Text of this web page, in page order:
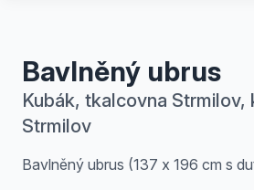
Bavlněný ubrus
Kubák, tkalcovna Strmilov,
Strmilov
Bavlněný ubrus (137 x 196 cm s